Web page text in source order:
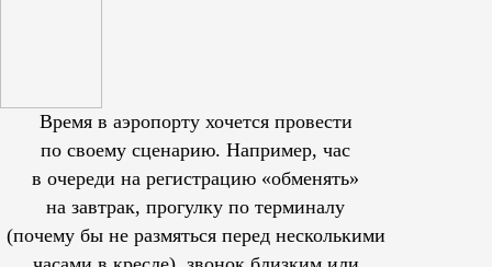
Время в аэропорту хочется провести
по своему сценарию. Например, час
в очереди на регистрацию «обменять»
на завтрак, прогулку по терминалу
(почему бы не размяться перед несколькими